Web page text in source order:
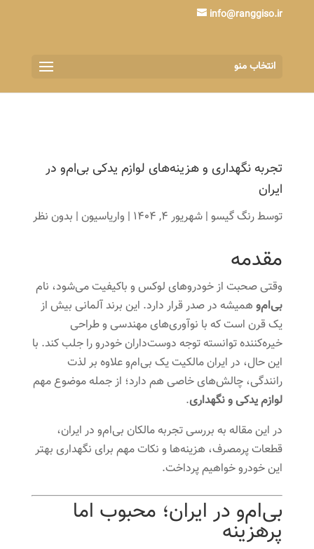
info@ranggiso.ir
انتخاب منو
تجربه نگهداری و هزینه‌های لوازم یدکی بی‌ام‌و در
ایران
توسطرنگ گیسو| شهریور 4, 1404 | واریاسیون| بدون نظر
مقدمه
وقتی صحبت از خودروهای لوکس و باکیفیت می‌شود، نام
بی‌ام‌وهمیشه در صدر قرار دارد. این برند آلمانی بیش از
یک قرن است که با نوآوری‌های مهندسی و طراحی
خیره‌کننده توانسته توجه دوست‌داران خودرو را جلب کند. با
این حال، در ایران مالکیت یک بی‌ام‌و علاوه بر لذت
رانندگی، چالش‌های خاصی هم دارد؛ از جمله موضوع مهم
لوازم یدکی و نگهداری.
در این مقاله به بررسی تجربه مالکان بی‌ام‌و در ایران،
قطعات پرمصرف، هزینه‌ها و نکات مهم برای نگهداری بهتر
این خودرو خواهیم پرداخت.
بی‌ام‌و در ایران؛ محبوب اما
پرهزینه